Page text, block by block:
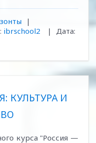
|
ibrschool2 |
Дата:
КУЛЬТУРА И
курса "Россия —